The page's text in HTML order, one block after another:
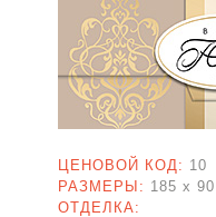
ЦЕНОВОЙ КОД: 10
РАЗМЕРЫ: 185 x
ОТДЕЛКА: